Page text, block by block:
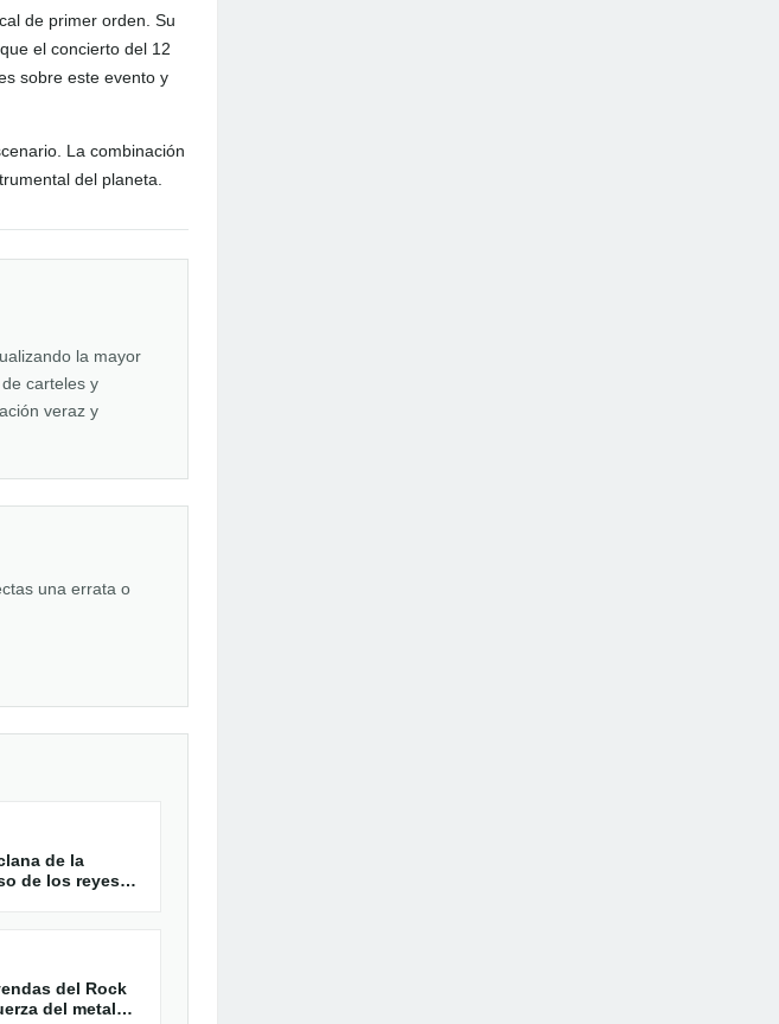
de primer orden. Su
el concierto del 12
sobre este evento y
La combinación
del planeta.
la mayor
carteles y
veraz y
una errata o
de la
de los reyes
del Rock
del metal